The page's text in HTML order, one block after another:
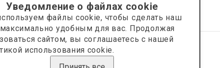
Сайт носит информационный характер и не является
Уведомление о файлах cookie
файлы cookie, чтобы сделать наш
максимально удобным для вас. Продолжая
сайтом, вы соглашаетесь с нашей
использования cookie.